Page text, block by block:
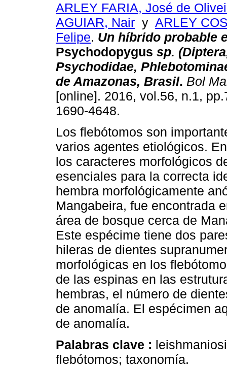
ARLEY FARIA, José de
AGUIAR, Nair y ARLEY
Felipe. Un híbrido probable
Psychodopygus sp.
Psychodidae,
de Amazonas, Brasil. Bol
[online]. 2016, vol.56, n.1,
1690-4648.
Los flebótomos son
varios agentes etiológicos.
los caracteres morfológicos
esenciales para la correcta
hembra morfológicamente
Mangabeira, fue encontrada
área de bosque cerca de
Este espécime tiene dos
hileras de dientes
morfológicas en los
de las espinas en las
hembras, el número de
de anomalía. El espécimen
de anomalía.
Palabras clave :
flebótomos; taxonomía.